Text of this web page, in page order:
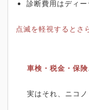
診断費用はディ
点滅を軽視するとさ
車検・税金・保険
実はそれ、ニコ